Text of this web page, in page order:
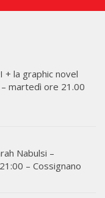
+ la graphic novel
– martedì ore 21.00
Nabulsi –
– Cossignano